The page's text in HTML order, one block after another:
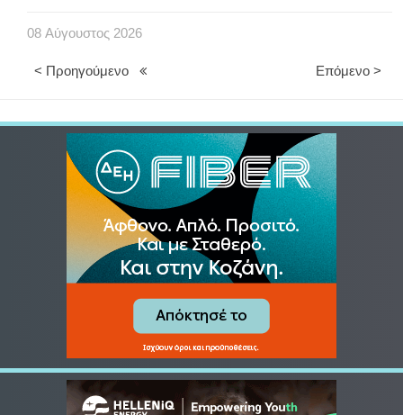
08 Αύγουστος 2026
< Προηγούμενο Επόμενο >